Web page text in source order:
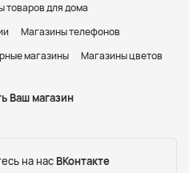
товаров для дома
Магазины телефонов
магазины Магазины цветов
Ваш магазин
на нас ВКонтакте